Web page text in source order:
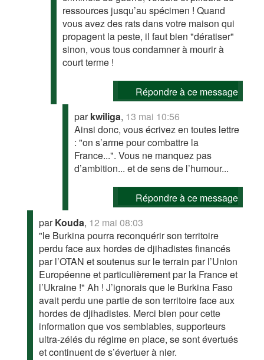
ressources jusqu’au spécimen ! Quand
vous avez des rats dans votre maison qui
propagent la peste, il faut bien "dératiser"
sinon, vous tous condamner à mourir à
court terme !
Répondre à ce message
parkwiliga, 13 mai 10:56
Ainsi donc, vous écrivez en toutes lettre
: "on s’arme pour combattre la
France...". Vous ne manquez pas
d’ambition... et de sens de l’humour...
Répondre à ce message
parKouda, 12 mai 08:03
"le Burkina pourra reconquérir son territoire
perdu face aux hordes de djihadistes financés
par l’OTAN et soutenus sur le terrain par l’Union
Européenne et particulièrement par la France et
l’Ukraine !" Ah ! J’ignorais que le Burkina Faso
avait perdu une partie de son territoire face aux
hordes de djihadistes. Merci bien pour cette
information que vos semblables, supporteurs
ultra-zélés du régime en place, se sont évertués
et continuent de s’évertuer à nier.